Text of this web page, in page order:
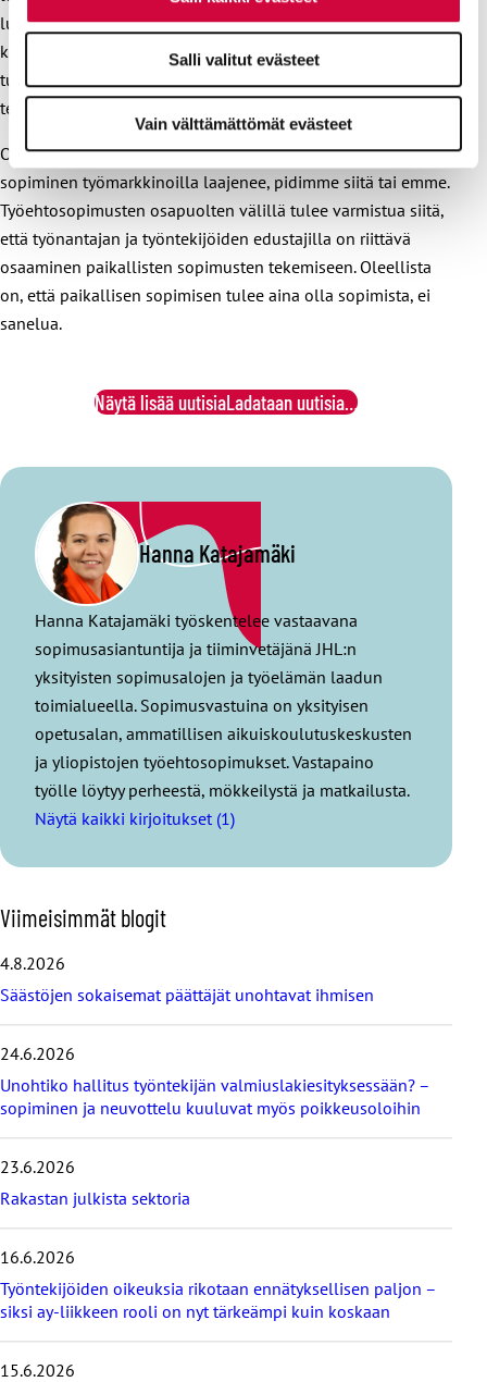
Salli valitut evästeet
Vain välttämättömät evästeet
luottamusvaltuutetulta puuttuu ammattiliiton jäsenyys ja
koulutus. Riittäisikö työlainsäädäntöä ja työehtosopimusta
tuntemattomilla valtuutetuilla osaaminen tähän vaativaan
tehtävään, joka turvaa työntekijöiden asemaa?
On joka tapauksessa todennäköistä, että paikallinen
sopiminen työmarkkinoilla laajenee, pidimme siitä tai emme.
Työehtosopimusten osapuolten välillä tulee varmistua siitä,
että työnantajan ja työntekijöiden edustajilla on riittävä
osaaminen paikallisten sopimusten tekemiseen. Oleellista
on, että paikallisen sopimisen tulee aina olla sopimista, ei
sanelua.
Näytä lisää uutisiaLadataan uutisia…
Hanna Katajamäki
Hanna Katajamäki työskentelee vastaavana
sopimusasiantuntija ja tiiminvetäjänä JHL:n
yksityisten sopimusalojen ja työelämän laadun
toimialueella. Sopimusvastuina on yksityisen
opetusalan, ammatillisen aikuiskoulutuskeskusten
ja yliopistojen työehtosopimukset. Vastapaino
työlle löytyy perheestä, mökkeilystä ja matkailusta.
Näytä kaikki kirjoitukset (1)
O
h
a
v
i
m
e
i
m
t
b
o
g
i
Viimeisimmät blogit
4.8.2026
Säästöjen sokaisemat päättäjät unohtavat ihmisen
24.6.2026
Unohtiko hallitus työntekijän valmiuslakiesityksessään? –
sopiminen ja neuvottelu kuuluvat myös poikkeusoloihin
23.6.2026
Rakastan julkista sektoria
16.6.2026
Työntekijöiden oikeuksia rikotaan ennätyksellisen paljon –
siksi ay-liikkeen rooli on nyt tärkeämpi kuin koskaan
15.6.2026